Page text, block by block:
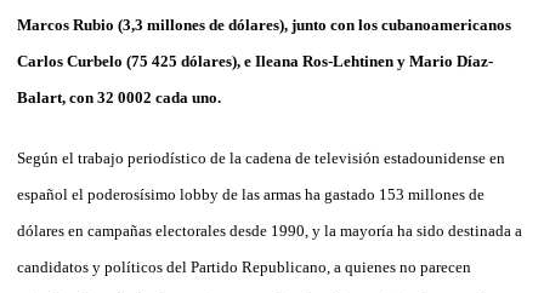
Marcos Rubio (3,3 millones de dólares), junto con los cubanoamericanos
Carlos Curbelo (75 425 dólares), e Ileana Ros-Lehtinen y Mario Díaz-
Balart, con 32 0002 cada uno.
Según el trabajo periodístico de la cadena de televisión estadounidense en
español el poderosísimo lobby de las armas ha gastado 153 millones de
dólares en campañas electorales desde 1990, y la mayoría ha sido destinada a
candidatos y políticos del Partido Republicano, a quienes no parecen